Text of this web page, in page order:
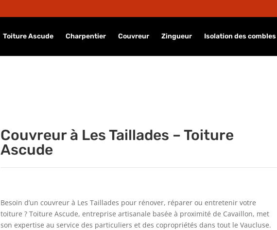
Toiture Ascude Charpentier Couvreur Zingueur Isolation des combles
Couvreur à Les Taillades – Toiture
Ascude
Besoin d’un couvreur à Les Taillades pour rénover, réparer ou entretenir votre
toiture ? Toiture Ascude, entreprise artisanale basée à proximité de Cavaillon, met
son expertise au service des particuliers et des copropriétés dans tout le Vaucluse.